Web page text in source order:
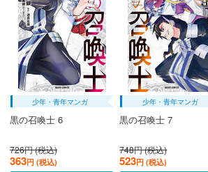
少年・青年マンガ
黒の召喚士 6
726円 (税込)
363円 (税込)
少年・青年マンガ
黒の召喚士 7
748円 (税込)
523円 (税込)